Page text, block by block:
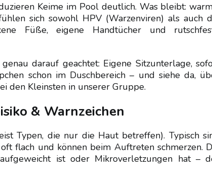
Keime im Pool deutlich. Was bleibt:
sich sowohl HPV (Warzenviren) als auch
Füße, eigene Handtücher und
darauf geachtet: Eigene Sitzunterlage,
schon im Duschbereich – und siehe da,
den Kleinsten in unserer Gruppe.
& Warnzeichen
Typen, die nur die Haut betreffen). Typisch
flach und können beim Auftreten schmerzen.
ist oder Mikroverletzungen hat –